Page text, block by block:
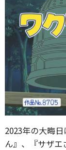
2023年の大晦
ん』、『サザエ